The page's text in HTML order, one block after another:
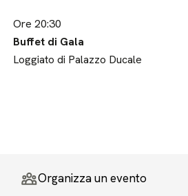
Ore 20:30
Buffet di Gala
Loggiato di Palazzo Ducale
Organizza un evento